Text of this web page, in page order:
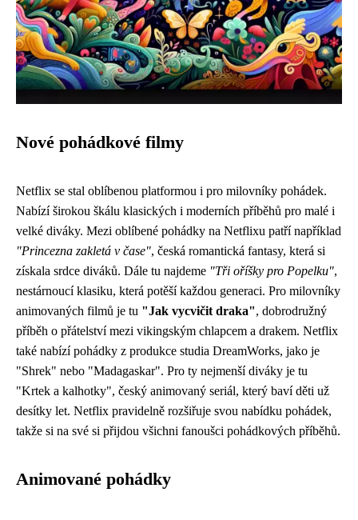
Nové pohádkové filmy
Netflix se stal oblíbenou platformou i pro milovníky pohádek.
Nabízí širokou škálu klasických i moderních příběhů pro malé i
velké diváky. Mezi oblíbené pohádky na Netflixu patří například
"Princezna zakletá v čase", česká romantická fantasy, která si
získala srdce diváků. Dále tu najdeme "Tři oříšky pro Popelku",
nestárnoucí klasiku, která potěší každou generaci. Pro milovníky
animovaných filmů je tu "Jak vycvičit draka", dobrodružný
příběh o přátelství mezi vikingským chlapcem a drakem. Netflix
také nabízí pohádky z produkce studia DreamWorks, jako je
"Shrek" nebo "Madagaskar". Pro ty nejmenší diváky je tu
"Krtek a kalhotky", český animovaný seriál, který baví děti už
desítky let. Netflix pravidelně rozšiřuje svou nabídku pohádek,
takže si na své si přijdou všichni fanoušci pohádkových příběhů.
Animované pohádky